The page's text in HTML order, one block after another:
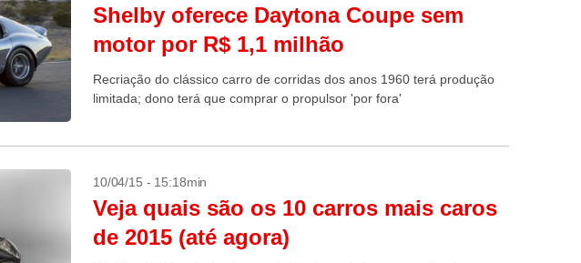
Shelby oferece Daytona Coupe sem
motor por R$ 1,1 milhão
Recriação do clássico carro de corridas dos anos 1960 terá produção
limitada; dono terá que comprar o propulsor 'por fora'
10/04/15 - 15:18min
Veja quais são os 10 carros mais caros
de 2015 (até agora)